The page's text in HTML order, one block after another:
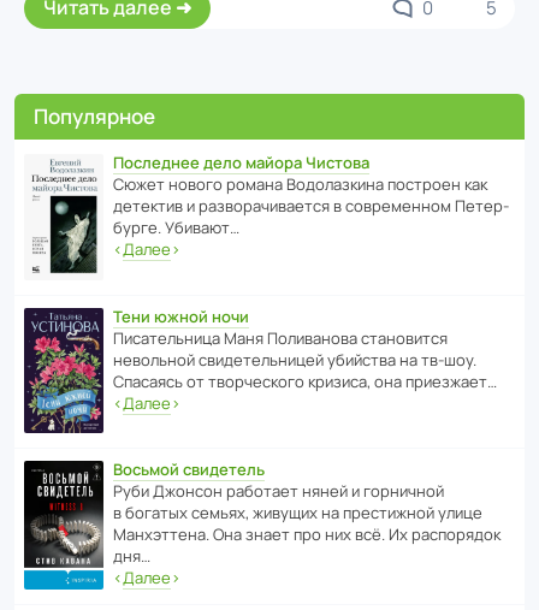
Читать далее 0 5
Популярное
Последнее дело майора Чистова
Сюжет нового романа Водо­ла­з­кина пост­роен как
дете­ктив и разво­ра­чи­ва­ется в совре­менном Пете­р­
бурге. Убивают…
‹Далее›
Тени южной ночи
Писа­тель­ница Маня Поли­ва­нова стано­вится
невольной свиде­тель­ницей убийства на тв-шоу.
Спасаясь от твор­че­с­кого кризиса, она приезжает…
‹Далее›
Восьмой свидетель
Руби Джонсон рабо­тает няней и горни­чной
в богатых семьях, живущих на прес­ти­жной улице
Манх­эт­тена. Она знает про них всё. Их распо­рядок
дня…
‹Далее›